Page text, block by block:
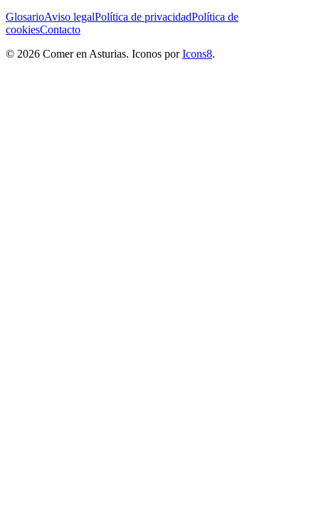
GlosarioAviso legalPolítica de privacidadPolítica de
cookiesContacto
© 2026 Comer en Asturias. Iconos porIcons8.